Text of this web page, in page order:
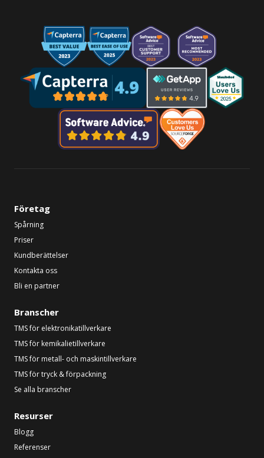
Företag
Spårning
Priser
Kundberättelser
Kontakta oss
Bli en partner
Branscher
TMS för elektronikatillverkare
TMS för kemikalietillverkare
TMS för metall- och maskintillverkare
TMS för tryck & förpackning
Se alla branscher
Resurser
Blogg
Referenser